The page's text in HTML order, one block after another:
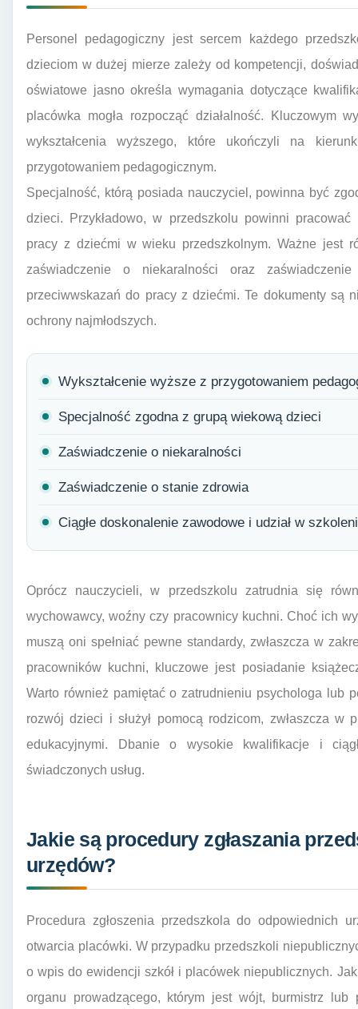
Personel pedagogiczny jest sercem każdego
dzieciom w dużej mierze zależy od kompetencji,
oświatowe jasno określa wymagania dotyczące
placówka mogła rozpocząć działalność. Kluczowym
wykształcenia wyższego, które ukończyli na
przygotowaniem pedagogicznym.
Specjalność, którą posiada nauczyciel, powinna być
dzieci. Przykładowo, w przedszkolu powinni
pracy z dziećmi w wieku przedszkolnym. Ważne jest
zaświadczenie o niekaralności oraz
przeciwwskazań do pracy z dziećmi. Te dokumenty są
ochrony najmłodszych.
Wykształcenie wyższe z przygotowaniem
Specjalność zgodna z grupą wiekową dzieci
Zaświadczenie o niekaralności
Zaświadczenie o stanie zdrowia
Ciągłe doskonalenie zawodowe i udział w
Oprócz nauczycieli, w przedszkolu zatrudnia się
wychowawcy, woźny czy pracownicy kuchni. Choć ich
muszą oni spełniać pewne standardy, zwłaszcza w
pracowników kuchni, kluczowe jest posiadanie
Warto również pamiętać o zatrudnieniu psychologa lub
rozwój dzieci i służył pomocą rodzicom, zwłaszcza w
edukacyjnymi. Dbanie o wysokie kwalifikacje i
świadczonych usług.
Jakie są procedury zgłaszania
urzędów?
Procedura zgłoszenia przedszkola do odpowiednich
otwarcia placówki. W przypadku przedszkoli
o wpis do ewidencji szkół i placówek niepublicznych.
organu prowadzącego, którym jest wójt, burmistrz